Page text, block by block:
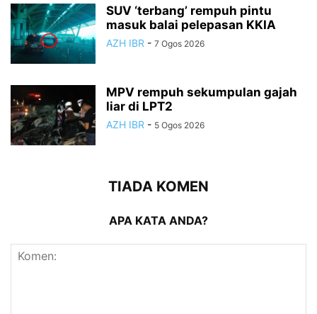
SUV ‘terbang’ rempuh pintu
masuk balai pelepasan KKIA
AZH IBR - 7 Ogos 2026
MPV rempuh sekumpulan gajah
liar di LPT2
AZH IBR - 5 Ogos 2026
TIADA KOMEN
APA KATA ANDA?